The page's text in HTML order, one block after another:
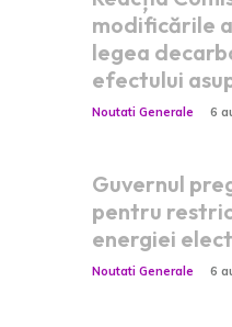
modificările
legea
efectului
Noutati Generale 6
Guvernul
pentru
energiei
Noutati Generale 6